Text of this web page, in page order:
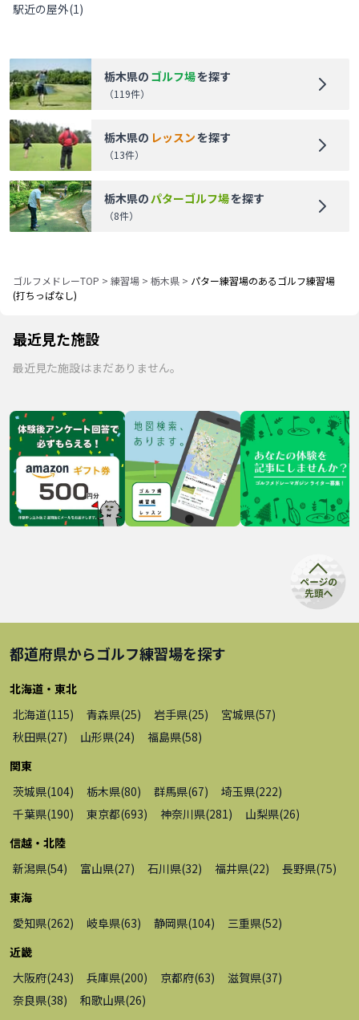
駅近の屋外(1)
栃木県の ゴルフ場を探す
（119件）
栃木県の レッスンを探す
（13件）
栃木県のパターゴルフ場を探す
（8件）
ゴルフメドレーTOP > 練習場 > 栃木県 > パター練習場のあるゴルフ練習場
(打ちっぱなし)
最近見た施設
最近見た施設はまだありません。
都道府県からゴルフ練習場を探す
北海道・東北
北海道(115) 青森県(25) 岩手県(25) 宮城県(57)
秋田県(27) 山形県(24) 福島県(58)
関東
茨城県(104) 栃木県(80) 群馬県(67) 埼玉県(222)
千葉県(190) 東京都(693) 神奈川県(281) 山梨県(26)
信越・北陸
新潟県(54) 富山県(27) 石川県(32) 福井県(22) 長野県(75)
東海
愛知県(262) 岐阜県(63) 静岡県(104) 三重県(52)
近畿
大阪府(243) 兵庫県(200) 京都府(63) 滋賀県(37)
奈良県(38) 和歌山県(26)